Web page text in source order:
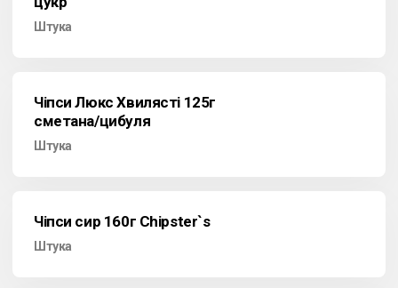
Штука
Чіпси Люкс Хвилясті 125г
сметана/цибуля
Штука
Чіпси сир 160г Chipster`s
Штука